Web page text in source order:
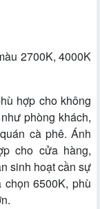
2700K, 4000K
hợp cho không
phòng khách,
cà phê. Ánh
cho cửa hàng,
sinh hoạt cần sự
6500K, phù